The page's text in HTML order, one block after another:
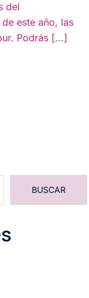
del
este año, las
Podrás [...]
BUSCAR